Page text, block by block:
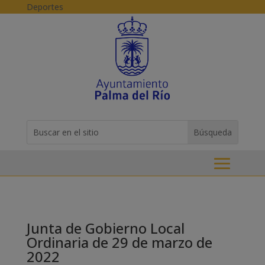
Skip to content
Deportes
for...
Junta de Gobierno Local
Ordinaria de 29 de marzo de
2022